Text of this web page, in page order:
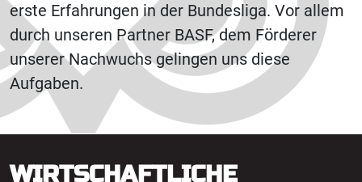
erste Erfahrungen in der Bundesliga. Vor allem
durch unseren Partner BASF, dem Förderer
unserer Nachwuchs gelingen uns diese
Aufgaben.
WIRTSCHAFTLICHE